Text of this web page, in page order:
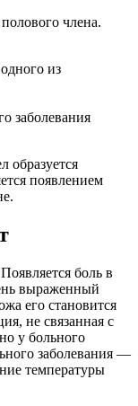
члена.
из
заболевания
образуется
появлением
боль в
выраженный
его становится
не связанная с
у больного
заболевания —
температуры